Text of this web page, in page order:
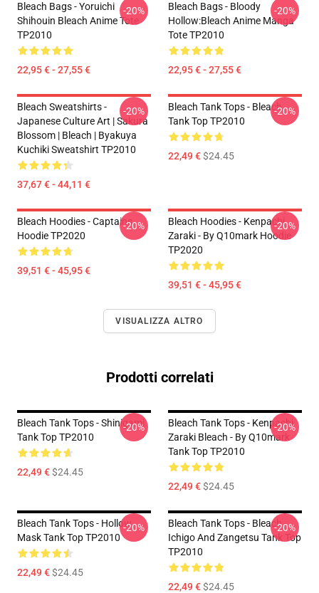
Bleach Bags - Yoruichi
Shihouin Bleach Anime Tote
TP2010
22,95 € - 27,55 €
-20%
Bleach Bags - Bloody
Hollow:Bleach Anime Manga
Tote TP2010
22,95 € - 27,55 €
-20%
Bleach Sweatshirts -
Japanese Culture Art | Sakura
Blossom | Bleach | Byakuya
Kuchiki Sweatshirt TP2010
37,67 € - 44,11 €
-20%
Bleach Tank Tops - Bleach
Tank Top TP2010
22,49 €$24.45
-20%
Bleach Hoodies - Captains
Hoodie TP2020
39,51 € - 45,95 €
-20%
Bleach Hoodies - Kenpachi
Zaraki - By Q10mark Hoodie
TP2020
39,51 € - 45,95 €
-20%
VISUALIZZA ALTRO
Prodotti correlati
Bleach Tank Tops - Shinigami
Tank Top TP2010
22,49 €$24.45
-20%
Bleach Tank Tops - Kenpachi
Zaraki Bleach - By Q10mark
Tank Top TP2010
22,49 €$24.45
-20%
Bleach Tank Tops - Hollow
Mask Tank Top TP2010
22,49 €$24.45
-20%
Bleach Tank Tops - Bleach -
Ichigo And Zangetsu Tank Top
TP2010
22,49 €$24.45
-20%